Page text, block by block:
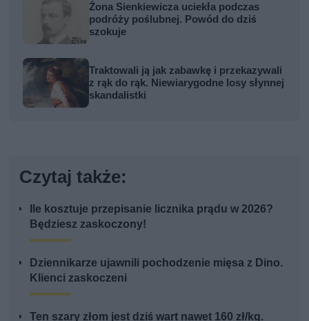
Żona Sienkiewicza uciekła podczas
podróży poślubnej. Powód do dziś
szokuje
Traktowali ją jak zabawkę i przekazywali
z rąk do rąk. Niewiarygodne losy słynnej
skandalistki
Czytaj także:
Ile kosztuje przepisanie licznika prądu w 2026?
Będziesz zaskoczony!
Dziennikarze ujawnili pochodzenie mięsa z Dino.
Klienci zaskoczeni
Ten szary złom jest dziś wart nawet 160 zł/kg.